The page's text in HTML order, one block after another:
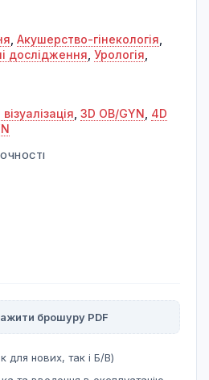
Акушерство-гінекологія
дослідження Урологія
3D OB/GYN 4D
брошуру PDF
для нових, так і Б/В)